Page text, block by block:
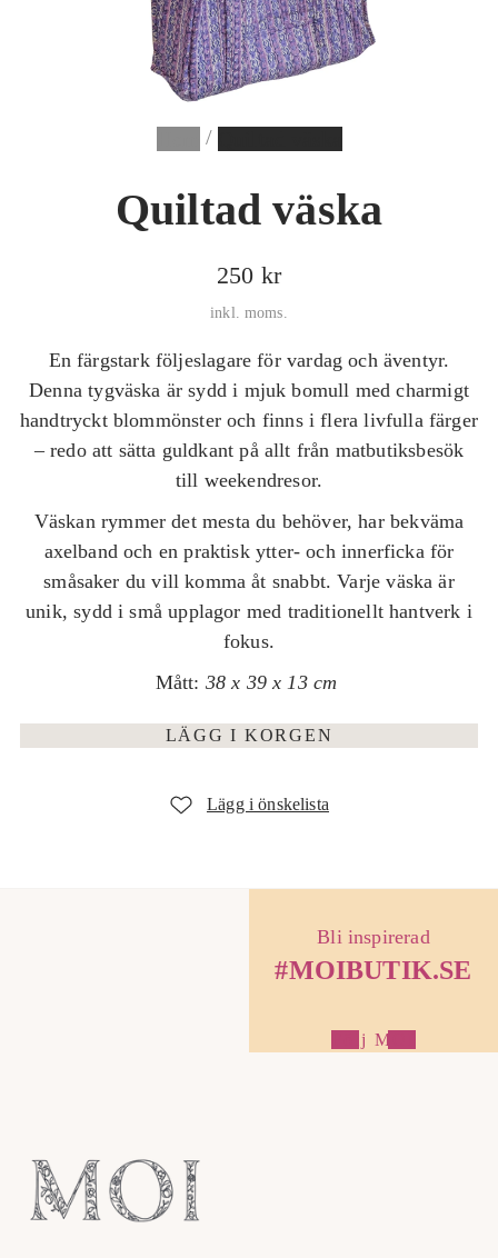
/
Quiltad väska
O
r
i
n
a
r
i
p
r
i
250 kr
inkl. moms.
En färgstark följeslagare för vardag och äventyr.
Denna tygväska är sydd i mjuk bomull med charmigt
handtryckt blommönster och finns i flera livfulla färger
– redo att sätta guldkant på allt från matbutiksbesök
till weekendresor.
Väskan rymmer det mesta du behöver, har bekväma
axelband och en praktisk ytter- och innerficka för
småsaker du vill komma åt snabbt. Varje väska är
unik, sydd i små upplagor med traditionellt hantverk i
fokus.
Mått: 38 x 39 x 13 cm
LÄGG I KORGEN
Bli inspirerad
#MOIBUTIK.SE
Följ MOI